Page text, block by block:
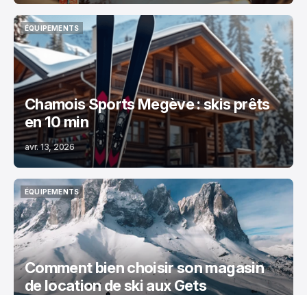
ÉQUIPEMENTS
ÉQUIPEMENTS
Chamois Sports Megève : skis prêts
en 10 min
avr. 13, 2026
ÉQUIPEMENTS
ÉQUIPEMENTS
Comment bien choisir son magasin
de location de ski aux Gets